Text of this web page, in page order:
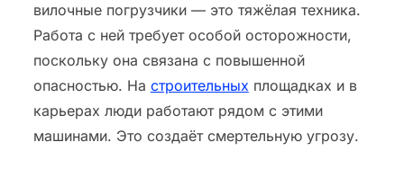
вилочные погрузчики — это тяжёлая техника.
Работа с ней требует особой осторожности,
поскольку она связана с повышенной
опасностью. На строительных площадках и в
карьерах люди работают рядом с этими
машинами. Это создаёт смертельную угрозу.